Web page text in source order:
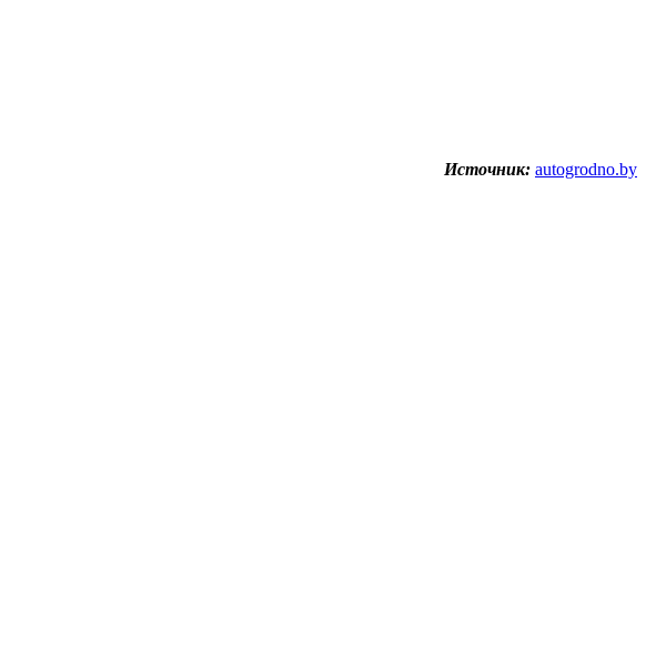
Источник: autogrodno.by